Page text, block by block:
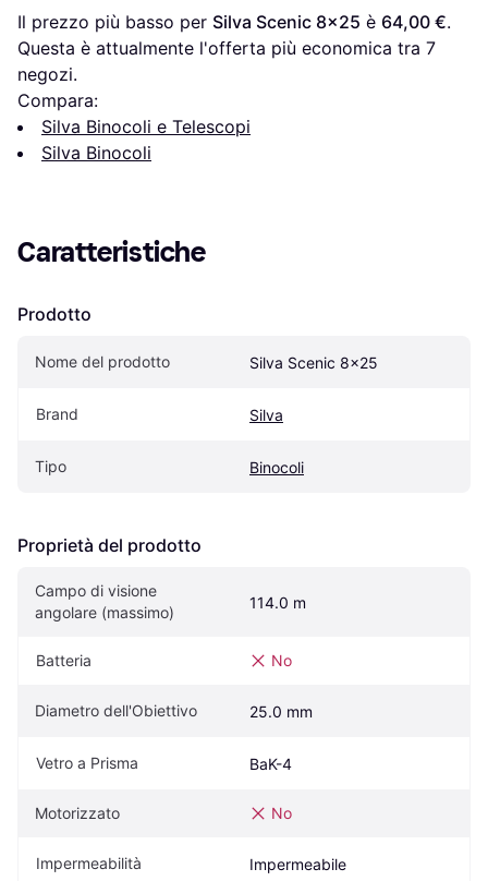
Il prezzo più basso per Silva Scenic 8x25 è 64,00 €.
Questa è attualmente l'offerta più economica tra 7
negozi.
Compara:
Silva Binocoli e Telescopi
Silva Binocoli
Caratteristiche
Prodotto
Nome del prodotto Silva Scenic 8x25
Brand Silva
Tipo Binocoli
Proprietà del prodotto
Campo di visione
angolare (massimo)
114.0 m
Batteria No
Diametro dell'Obiettivo 25.0 mm
Vetro a Prisma BaK-4
Motorizzato No
Impermeabilità Impermeabile